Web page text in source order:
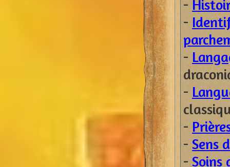
-
-
-
-
-
- Sens
- Soins